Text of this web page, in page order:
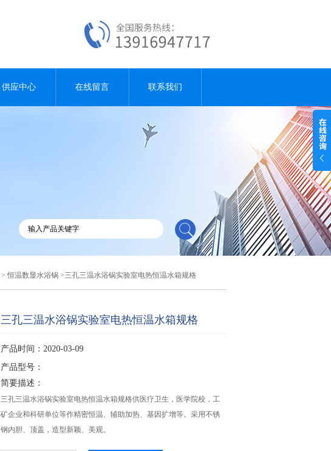
供应中心 在线留言 联系我们
>恒温数显水浴锅 >三孔三温水浴锅实验室电热恒温水箱规格
三孔三温水浴锅实验室电热恒温水箱规格
产品时间：2020-03-09
产品型号：
简要描述：
三孔三温水浴锅实验室电热恒温水箱规格供医疗卫生，医学院校，工
矿企业和科研单位等作精密恒温、辅助加热、基因扩增等。采用不锈
钢内胆、顶盖，造型新颖、美观。